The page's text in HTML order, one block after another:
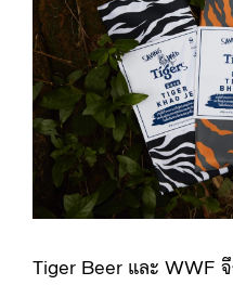
Tiger Beer และ WWF